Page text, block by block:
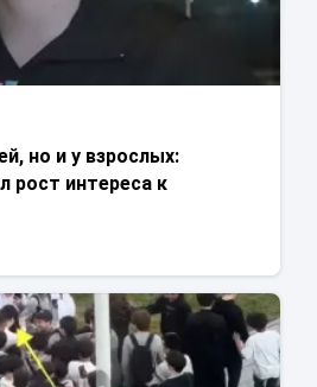
но и у взрослых:
рост интереса к